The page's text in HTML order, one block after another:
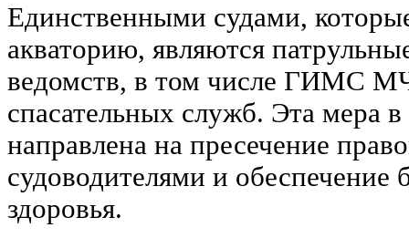
Единственными судами,
акваторию, являются
ведомств, в том числе ГИМС
спасательных служб. Эта мера
направлена на пресечение
судоводителями и обеспечение
здоровья.